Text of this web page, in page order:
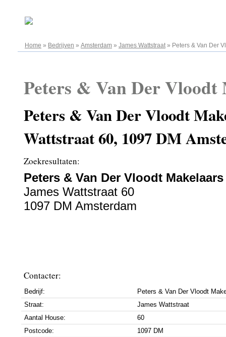
Home » Bedrijven » Amsterdam » James Wattstraat» Peters & Van Der
Peters & Van Der Vloodt
Peters & Van Der Vloodt
Wattstraat 60, 1097 DM
Zoekresultaten:
Peters & Van Der Vloodt
James Wattstraat 60
1097 DM Amsterdam
Contacter:
Bedrijf:
Peters & Van Der Vloodt
Straat:
James Wattstraat
Aantal House:
60
Postcode:
1097 DM